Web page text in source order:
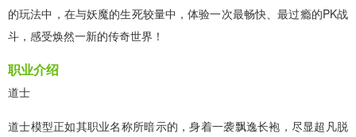
的玩法中，在与妖魔的生死较量中，体验一次最畅快、最过瘾的PK战
斗，感受焕然一新的传奇世界！
职业介绍
道士
道士模型正如其职业名称所暗示的，身着一袭飘逸长袍，尽显超凡脱